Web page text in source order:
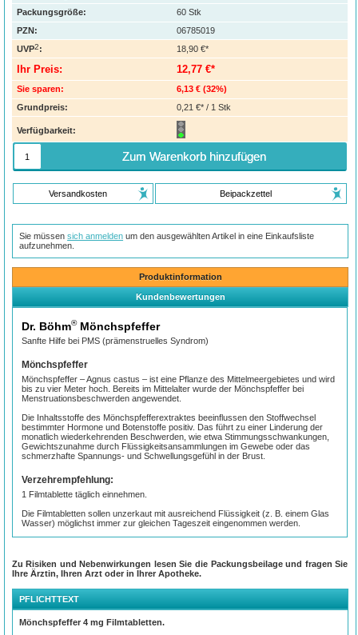
Packungsgröße:
60 Stk
PZN:
06785019
UVP2: 18,90 €*
Ihr Preis: 12,77 €*
Sie sparen: 6,13 € (32%)
Grundpreis:
0,21 €* / 1 Stk
Verfügbarkeit:
Zum Warenkorb hinzufügen
Versandkosten Beipackzettel
Sie müssensich anmelden um den ausgewählten Artikel in eine Einkaufsliste
aufzunehmen.
Produktinformation
Kundenbewertungen
Dr. Böhm®Mönchspfeffer
Sanfte Hilfe bei PMS (prämenstruelles Syndrom)
Mönchspfeffer
Mönchspfeffer – Agnus castus – ist eine Pflanze des Mittelmeergebietes und wird
bis zu vier Meter hoch. Bereits im Mittelalter wurde der Mönchspfeffer bei
Menstruationsbeschwerden angewendet.
Die Inhaltsstoffe des Mönchspfefferextraktes beeinflussen den Stoffwechsel
bestimmter Hormone und Botenstoffe positiv. Das führt zu einer Linderung der
monatlich wiederkehrenden Beschwerden, wie etwa Stimmungsschwankungen,
Gewichtszunahme durch Flüssigkeitsansammlungen im Gewebe oder das
schmerzhafte Spannungs- und Schwellungsgefühl in der Brust.
Verzehrempfehlung:
1 Filmtablette täglich einnehmen.
Die Filmtabletten sollen unzerkaut mit ausreichend Flüssigkeit (z. B. einem Glas
Wasser) möglichst immer zur gleichen Tageszeit eingenommen werden.
Zu Risiken und Nebenwirkungen lesen Sie die Packungsbeilage und fragen Sie
Ihre Ärztin, Ihren Arzt oder in Ihrer Apotheke.
PFLICHTTEXT
Mönchspfeffer 4 mg Filmtabletten.